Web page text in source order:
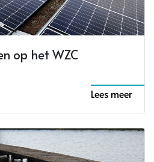
op het WZC
Lees meer